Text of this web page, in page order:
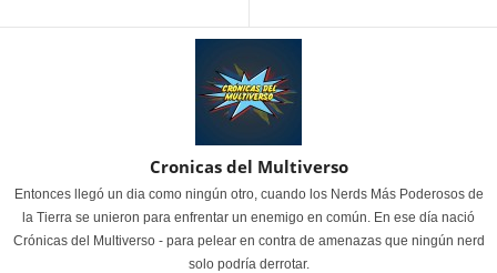
Cronicas del Multiverso
Entonces llegó un dia como ningún otro, cuando los Nerds Más Poderosos de
la Tierra se unieron para enfrentar un enemigo en común. En ese día nació
Crónicas del Multiverso - para pelear en contra de amenazas que ningún nerd
solo podría derrotar.